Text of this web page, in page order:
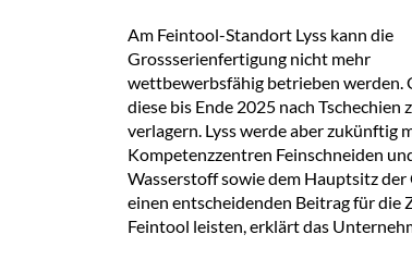
Am Feintool-Standort Lyss kann die
Grossserienfertigung nicht mehr
wettbewerbsfähig betrieben werden.
diese bis Ende 2025 nach Tschechien
verlagern. Lyss werde aber zukünftig
Kompetenzzentren Feinschneiden
Wasserstoff sowie dem Hauptsitz der
einen entscheidenden Beitrag für die
Feintool leisten, erklärt das